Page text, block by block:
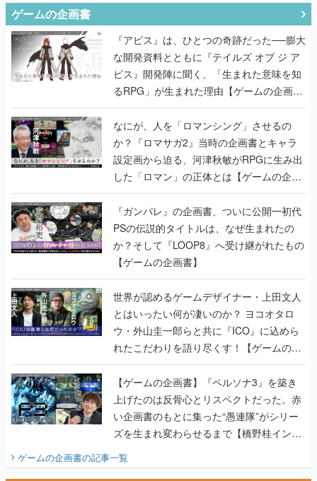
ゲームの企画書
『アビス』は、ひとつの奇跡だった──膨大
な開発資料とともに『テイルズ オブ ジ ア
ビス』開発陣に聞く、「生まれた意味を知
るRPG」が生まれた理由【ゲームの企画
書】
なにが、人を「ロマンシング」させるの
か？『ロマサガ2』当時の企画書とキャラ
設定画から迫る、河津秋敏がRPGに生み出
した「ロマン」の正体とは【ゲームの企画
書】
『ガンパレ』の企画書、ついに公開━初代
PSの伝説的タイトルは、なぜ生まれたの
か？そして『LOOP8』へ受け継がれたもの
【ゲームの企画書】
世界が認めるゲームデザイナー・上田文人
とはいったい何が凄いのか？ ヨコオタロ
ウ・外山圭一郎らと共に『ICO』に込めら
れたこだわりを語り尽くす！【ゲームの企
画書】
【ゲームの企画書】『ペルソナ3』を築き
上げたのは反骨心とリスペクトだった。赤
い企画書のもとに集った“愚連隊”がシリー
ズを生まれ変わらせるまで【橋野桂インタ
ビュー】
ゲームの企画書の記事一覧